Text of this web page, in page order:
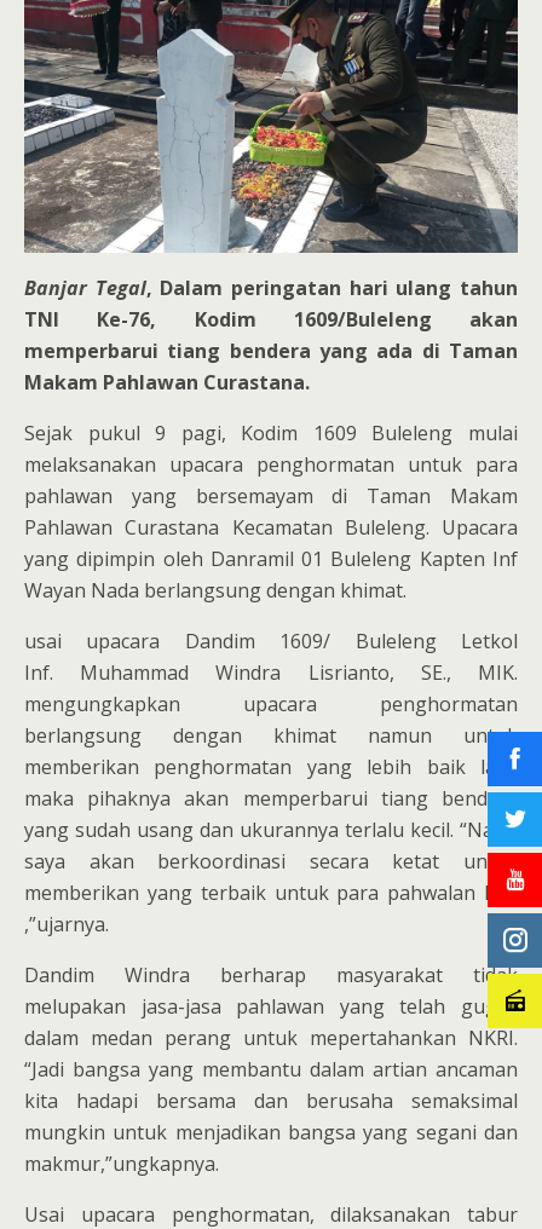
Banjar Tegal, Dalam peringatan hari ulang tahun
TNI Ke-76, Kodim 1609/Buleleng akan
memperbarui tiang bendera yang ada di Taman
Makam Pahlawan Curastana.
Sejak pukul 9 pagi, Kodim 1609 Buleleng mulai
melaksanakan upacara penghormatan untuk para
pahlawan yang bersemayam di Taman Makam
Pahlawan Curastana Kecamatan Buleleng. Upacara
yang dipimpin oleh Danramil 01 Buleleng Kapten Inf
Wayan Nada berlangsung dengan khimat.
usai upacara Dandim 1609/ Buleleng Letkol
Inf. Muhammad Windra Lisrianto, SE., MIK.
mengungkapkan upacara penghormatan
berlangsung dengan khimat namun untuk
memberikan penghormatan yang lebih baik lagi,
maka pihaknya akan memperbarui tiang bendera
yang sudah usang dan ukurannya terlalu kecil. “Nanti
saya akan berkoordinasi secara ketat untuk
memberikan yang terbaik untuk para pahwalan kita
,”ujarnya.
Dandim Windra berharap masyarakat tidak
melupakan jasa-jasa pahlawan yang telah gugur
dalam medan perang untuk mepertahankan NKRI.
“Jadi bangsa yang membantu dalam artian ancaman
kita hadapi bersama dan berusaha semaksimal
mungkin untuk menjadikan bangsa yang segani dan
makmur,”ungkapnya.
Usai upacara penghormatan, dilaksanakan tabur